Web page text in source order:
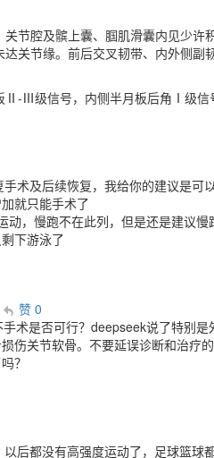
节腔及髌上囊、腘肌滑囊内见少
关节缘。前后交叉韧带、内外侧
Ⅱ-Ⅲ级信号，内侧半月板后角Ⅰ级信
术及后续恢复，我给你的建议是
就只能手术了
动，慢跑不在此列，但是还是建议
下游泳了
赞 0
术是否可行？deepseek说了特别
伤关节软骨。不要延误诊断和治疗的
？
后都没有高强度运动了，足球篮球